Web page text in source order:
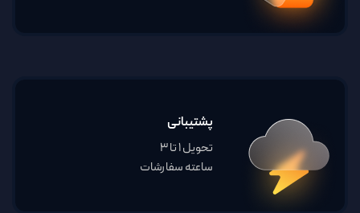
پشتیبانی
تحویل 1 تا 3
ساعته سفارشات